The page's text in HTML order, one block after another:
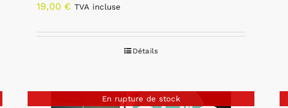
19,00 € TVA incluse
Détails
En rupture de stock